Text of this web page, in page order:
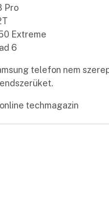
Pro
Extreme
6
telefon nem
techmagazin